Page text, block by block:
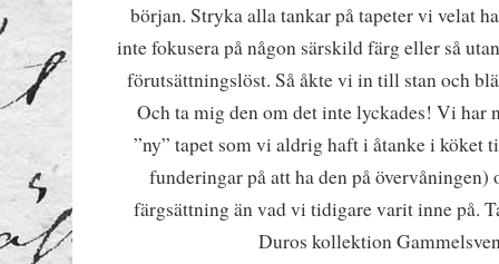
början. Stryka alla tankar på tapeter vi velat
inte fokusera på någon särskild färg eller så
förutsättningslöst. Så åkte vi in till stan och
Och ta mig den om det inte lyckades! Vi har
”ny” tapet som vi aldrig haft i åtanke i köket
funderingar på att ha den på övervåningen)
färgsättning än vad vi tidigare varit inne på.
Duros kollektion